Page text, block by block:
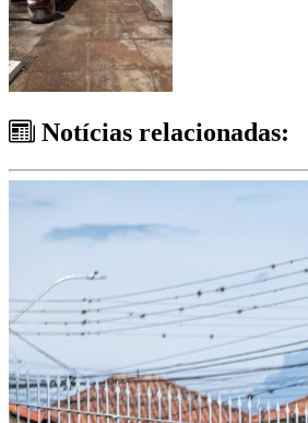
Notícias relacionadas: